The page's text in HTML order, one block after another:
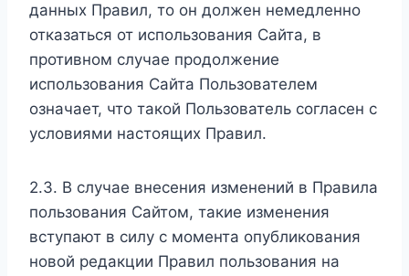
данных Правил, то он должен немедленно
отказаться от использования Сайта, в
противном случае продолжение
использования Сайта Пользователем
означает, что такой Пользователь согласен с
условиями настоящих Правил.
2.3. В случае внесения изменений в Правила
пользования Сайтом, такие изменения
вступают в силу с момента опубликования
новой редакции Правил пользования на